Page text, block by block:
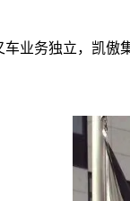
业务独立，凯傲